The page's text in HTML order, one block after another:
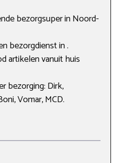
bezorgsuper in Noord-
bezorgdienst in .
artikelen vanuit huis
bezorging: Dirk,
Vomar, MCD.